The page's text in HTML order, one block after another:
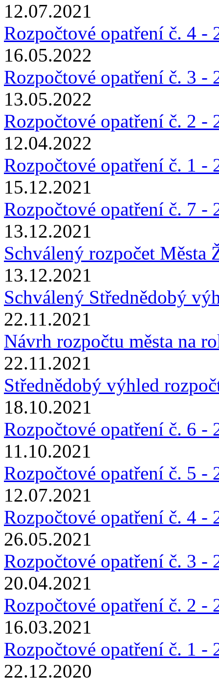
12.07.2021
Rozpočtové opatření č. 4 -
16.05.2022
Rozpočtové opatření č. 3 -
13.05.2022
Rozpočtové opatření č. 2 -
12.04.2022
Rozpočtové opatření č. 1 -
15.12.2021
Rozpočtové opatření č. 7 -
13.12.2021
Schválený rozpočet Města
13.12.2021
Schválený Střednědobý
22.11.2021
Návrh rozpočtu města na
22.11.2021
Střednědobý výhled
18.10.2021
Rozpočtové opatření č. 6 -
11.10.2021
Rozpočtové opatření č. 5 -
12.07.2021
Rozpočtové opatření č. 4 -
26.05.2021
Rozpočtové opatření č. 3 -
20.04.2021
Rozpočtové opatření č. 2 -
16.03.2021
Rozpočtové opatření č. 1 -
22.12.2020